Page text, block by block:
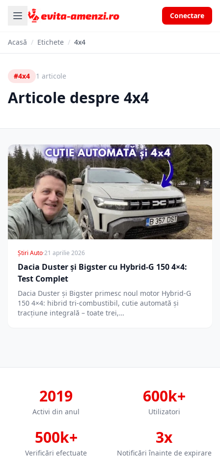
Conectare
Acasă / Etichete / 4x4
#4x4 1 articole
Articole despre 4x4
Știri Auto·21 aprilie 2026
Dacia Duster și Bigster cu Hybrid-G 150 4×4:
Test Complet
Dacia Duster și Bigster primesc noul motor Hybrid-G
150 4×4: hibrid tri-combustibil, cutie automată și
tracțiune integrală – toate trei,…
2019
Activi din anul
600k+
Utilizatori
500k+
Verificări efectuate
3x
Notificări înainte de expirare